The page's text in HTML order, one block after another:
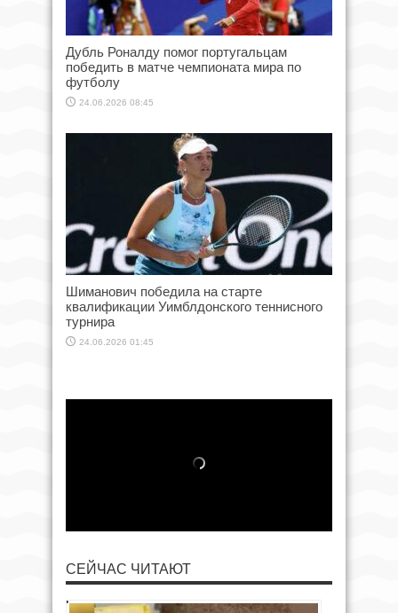
Дубль Роналду помог португальцам
победить в матче чемпионата мира по
футболу
24.06.2026 08:45
Шиманович победила на старте
квалификации Уимблдонского теннисного
турнира
24.06.2026 01:45
СЕЙЧАС ЧИТАЮТ